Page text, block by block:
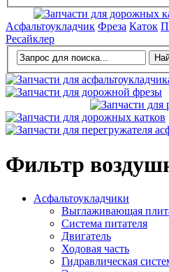
Асфальтоукладчик Фреза Каток
Ресайклер
Фильтр
Асфальтоукладчики
Выглаживающая
Система питателя
Двигатель
Ходовая часть
Гидравлическая